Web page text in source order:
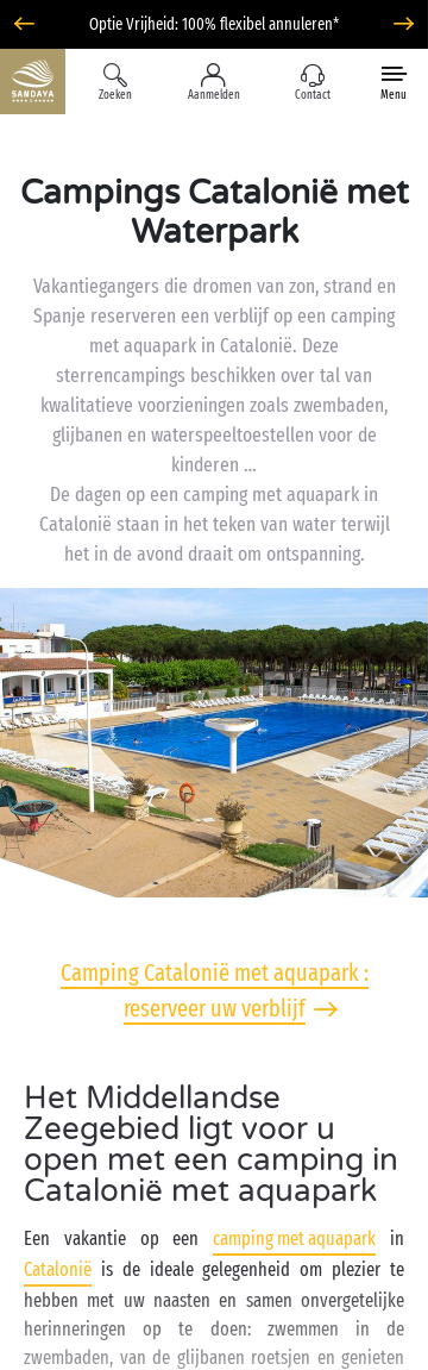
Optie Vrijheid: 100% flexibel annuleren*
Zoeken Aanmelden Contact Menu
Campings Catalonië met
Waterpark
Vakantiegangers die dromen van zon, strand en
Spanje reserveren een verblijf op een camping
met aquapark in Catalonië. Deze
sterrencampings beschikken over tal van
kwalitatieve voorzieningen zoals zwembaden,
glijbanen en waterspeeltoestellen voor de
kinderen …
De dagen op een camping met aquapark in
Catalonië staan in het teken van water terwijl
het in de avond draait om ontspanning.
Camping Catalonië met aquapark :
reserveer uw verblijf
Het Middellandse
Zeegebied ligt voor u
open met een camping in
Catalonië met aquapark
Een vakantie op eencamping met aquapark in
Catalonië is de ideale gelegenheid om plezier te
hebben met uw naasten en samen onvergetelijke
herinneringen op te doen: zwemmen in de
zwembaden, van de glijbanen roetsjen en genieten